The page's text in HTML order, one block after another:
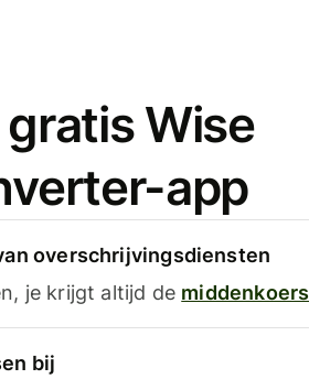
Wise
app
overschrijvingsdiensten
je krijgt altijd de middenkoers
bij